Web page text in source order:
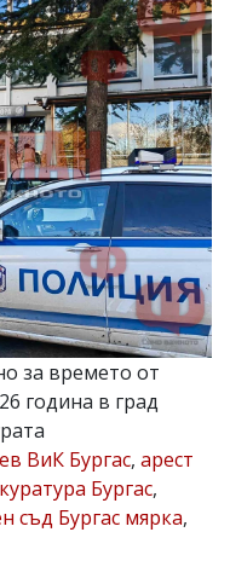
за времето от
година в град
ВиК Бургас, арест
Бургас,
съд Бургас мярка,